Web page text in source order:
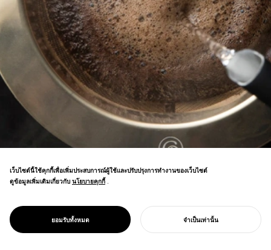
PROJECT
แกนหลัก
แบรนด์เครื่องมือมืออาชีพสำหรับกาแฟสเปเชีย
ลตี้ เพื่อส่งเสริมวัฒนธรรมกาแฟที่ยั่งยืน
เว็บไซต์นี้ใช้คุกกี้เพื่อเพิ่มประสบการณ์ผู้ใช้และปรับปรุงการทำงานของเว็บไซต์
ดูข้อมูลเพิ่มเติมเกี่ยวกับ นโยบายคุกกี้
นโยบายคุกกี้ .
ยอมรับทั้งหมด จำเป็นเท่านั้น